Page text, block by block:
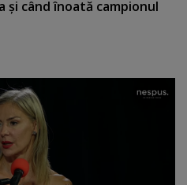
când înoată campionul